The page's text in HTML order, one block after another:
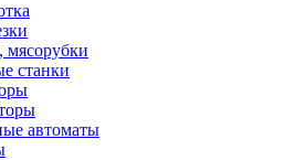
мясорубки
станки
автоматы